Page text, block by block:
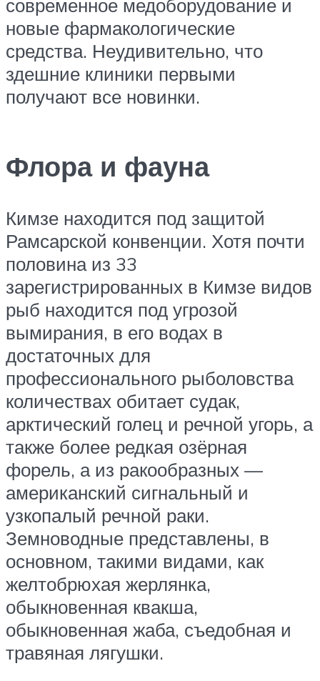
современное медоборудование и
новые фармакологические
средства. Неудивительно, что
здешние клиники первыми
получают все новинки.
Флора и фауна
Кимзе находится под защитой
Рамсарской конвенции. Хотя почти
половина из 33
зарегистрированных в Кимзе видов
рыб находится под угрозой
вымирания, в его водах в
достаточных для
профессионального рыболовства
количествах обитает судак,
арктический голец и речной угорь, а
также более редкая озёрная
форель, а из ракообразных —
американский сигнальный и
узкопалый речной раки.
Земноводные представлены, в
основном, такими видами, как
желтобрюхая жерлянка,
обыкновенная квакша,
обыкновенная жаба, съедобная и
травяная лягушки.